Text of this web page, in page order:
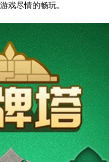
戏尽情的畅玩。